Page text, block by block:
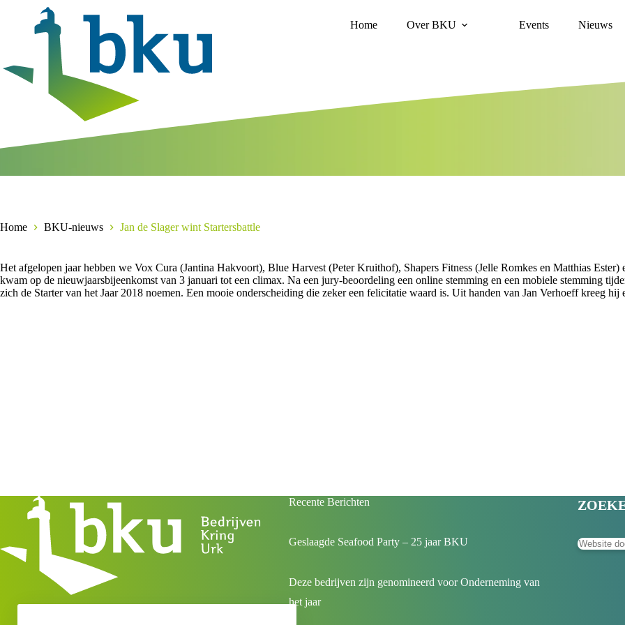
Home Over BKU Events Nieuws
Home BKU-nieuws Jan de Slager wint Startersbattle
Het afgelopen jaar hebben we Vox Cura (Jantina Hakvoort), Blue Harvest (Peter Kruithof), Shapers Fitness (Jelle Romkes en Matthias
kwam op de nieuwjaarsbijeenkomst van 3 januari tot een climax. Na een jury-beoordeling een online stemming en een mobiele stemming
zich de Starter van het Jaar 2018 noemen. Een mooie onderscheiding die zeker een felicitatie waard is. Uit handen van Jan Verhoeff kreeg
Recente Berichten
Geslaagde Seafood Party – 25 jaar BKU
Deze bedrijven zijn genomineerd voor Onderneming van
het jaar